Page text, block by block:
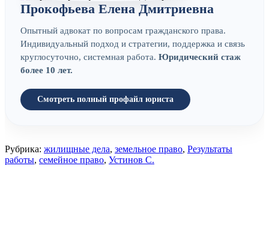
Прокофьева Елена Дмитриевна
Опытный адвокат по вопросам гражданского права.
Индивидуальный подход и стратегии, поддержка и связь
круглосуточно, системная работа. Юридический стаж
более 10 лет.
Смотреть полный профайл юриста
Рубрика: жилищные дела, земельное право, Результаты
работы, семейное право, Устинов С.